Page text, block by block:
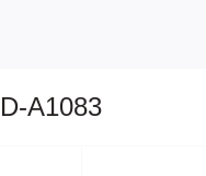
A1083